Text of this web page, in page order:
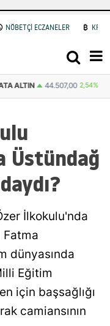
NÖBETÇİ ECZANELER
ALTIN 44.507,00 2,54%
Üstündağ
İlkokulu'nda
Fatma
dünyasında
Eğitim
için başsağlığı
camiansının